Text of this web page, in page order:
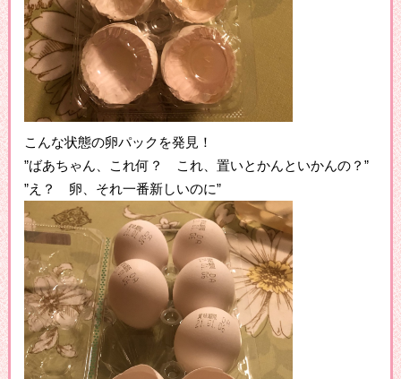
こんな状態の卵パックを発見！
”ばあちゃん、これ何？ これ、置いとかんといかんの？”
”え？ 卵、それ一番新しいのに”